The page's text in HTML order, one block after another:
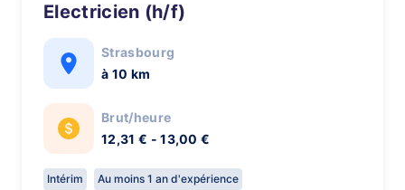
Electricien (h/f)
Strasbourg
à 10 km
Brut/heure
12,31 € - 13,00 €
Intérim Au moins 1 an d'expérience